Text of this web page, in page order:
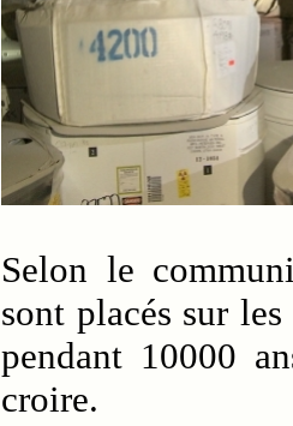
Selon le
sont placés sur
pendant 10000
croire.